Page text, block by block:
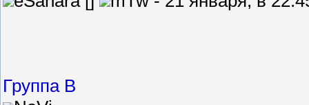
Группа B